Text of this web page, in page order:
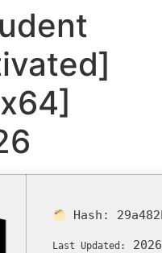
Hash:
Last Updated: